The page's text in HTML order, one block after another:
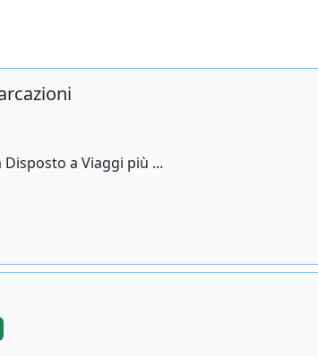
a Viaggi più ...